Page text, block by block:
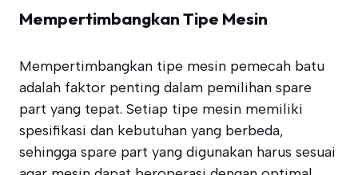
Mempertimbangkan Tipe Mesin
Mempertimbangkan tipe mesin pemecah batu
adalah faktor penting dalam pemilihan spare
part yang tepat. Setiap tipe mesin memiliki
spesifikasi dan kebutuhan yang berbeda,
sehingga spare part yang digunakan harus sesuai